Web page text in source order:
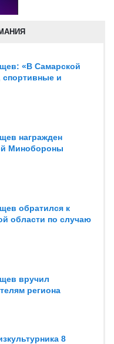
«В Самарской
спортивные и
награжден
Минобороны
обратился к
области по случаю
вручил
региона
8